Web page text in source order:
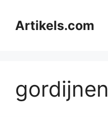
Artikels.com
gordijnen